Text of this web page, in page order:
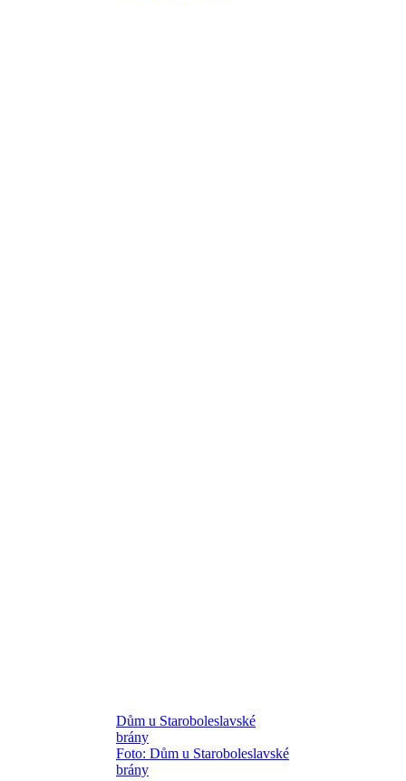
Dům u Staroboleslavské
brány
Foto: Dům u Staroboleslavské
brány